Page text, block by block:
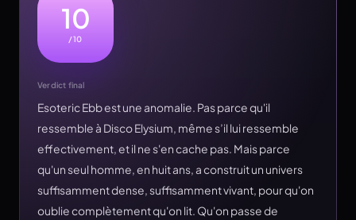
10
/10
Verdict final
Esoteric Ebb est une anomalie. Pas parce qu'il
ressemble à Disco Elysium, même s’il lui ressemble
effectivement, et il ne s'en cache pas. Mais parce
qu'un seul homme, en huit ans, a construit un univers
suffisamment dense, suffisamment vivant, pour qu'on
oublie complètement qu'on lit. Qu'on passe de